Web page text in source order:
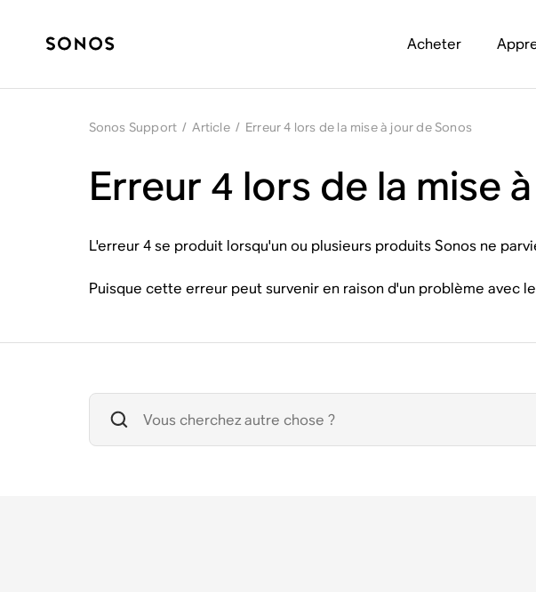
Acheter
Sonos Support / Article / Erreur 4 lors de la mise à jour de Sonos
Erreur 4 lors de la mise
L'erreur 4 se produit lorsqu'un ou plusieurs produits Sonos ne
Puisque cette erreur peut survenir en raison d'un problème avec